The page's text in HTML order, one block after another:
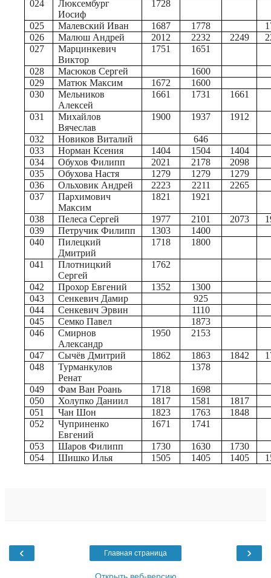
024
Люксембург
Иосиф
1728
025 Малевский Иван 1687 1778
026
Малюш Андрей 2012 2232 2249
027
Марцинкевич
Виктор
1751 1651
028 Масюков Сергей
1600
029
Матюк Максим 1672
1600
030
Мельников
Алексей
1661 1731 1661
031
Михайлов
Вячеслав
1900 1937 1912
032 Новиков Виталий
646
033
Норман Ксения 1404 1504
1404
034
Обухов Филипп 2021 2178
2098
035
Обухова Настя 1279 1279
1279
036
Ольховик Андрей 2223 2211
2265
037
Пархимович
Максим
1821 1921
038 Пелеса Сергей 1977 2101 2073
039
Петручик Филипп 1303
1400
040
Пилецкий
Дмитрий
1718 1800
041
Плотницкий
Сергей
1762
042 Прохор Евгений 1352
1300
043
Сенкевич Дамир
925
044
Сенкевич Эрвин
1110
045
Семко Павел
1873
046
Смирнов
Александр
1950 2153
047 Сычёв Дмитрий 1862 1863 1842
048
Турманкулов
Ренат
1378
049 Фам Ван Роань 1718
1698
050
Холупко Даниил 1817 1581
1817
051
Чан Шон 1823 1763
1848
052
Чуприненко
Евгений
1671 1741
053 Шаров Филипп 1730 1630
1730
054
Шишко Илья 1505 1405 1405
‹ ›
Главная страница
Открыть веб-версию